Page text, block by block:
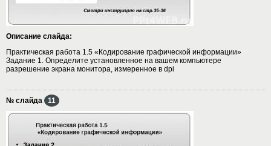
Описание слайда:
Практическая работа 1.5 «Кодирование графической информации»
Задание 1. Определите установленное на вашем компьютере
разрешение экрана монитора, измеренное в dpi
№ слайда 11